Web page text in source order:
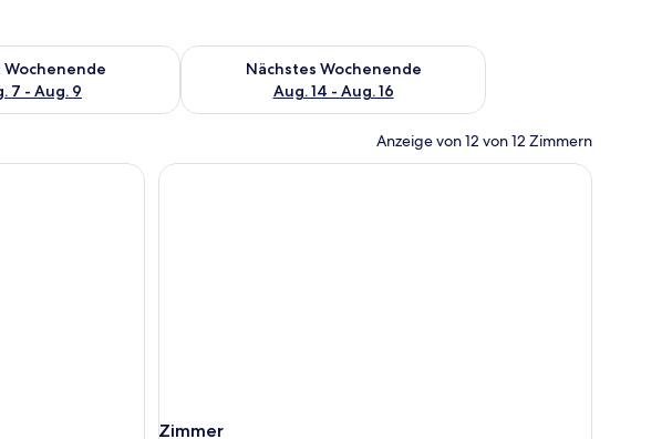
Wochenende
7 - Aug. 9
für dieses Wochenende, Aug. 7 - Aug. 9.
Nächstes Wochenende
Aug. 14 - Aug. 16
Überprüfe die Verfügbarkeit für nächstes Wochenende, Aug.
Anzeige von 12 von 12 Zimmern
Zimmer